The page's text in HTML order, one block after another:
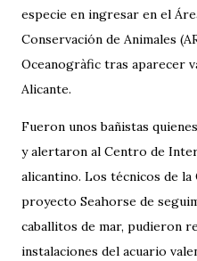
especie en ingresar en el
Conservación de Animales
Oceanogràfic tras aparecer
Alicante.
Fueron unos bañistas
y alertaron al Centro de
alicantino. Los técnicos de
proyecto Seahorse de
caballitos de mar, pudieron
instalaciones del acuario